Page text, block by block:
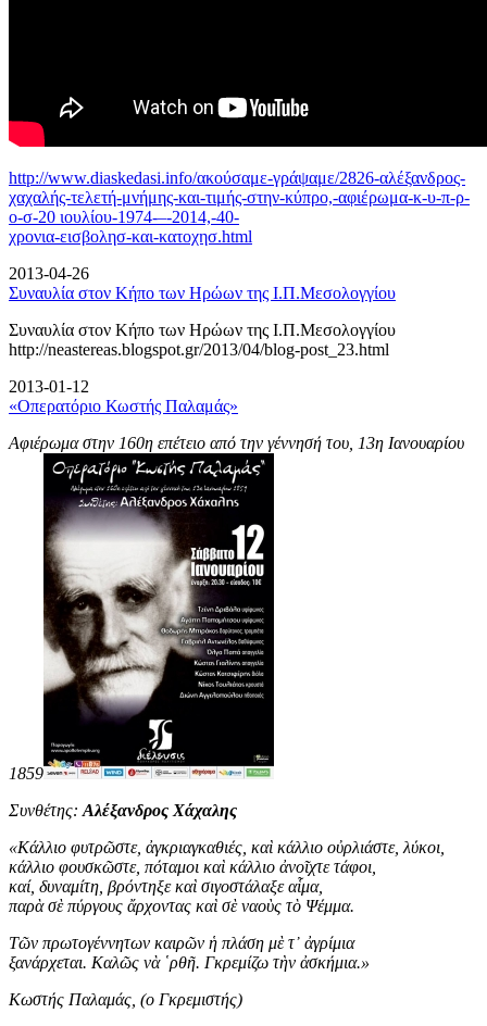
http://www.diaskedasi.info/ακούσαμε-γράψαμε/2826-αλέξανδρος-
χαχαλής-τελετή-μνήμης-και-τιμής-στην-κύπρο,-αφιέρωμα-κ-υ-π-ρ-
ο-σ-20 ιουλίου-1974-–-2014,-40-
χρονια-εισβολησ-και-κατοχησ.html
2013-04-26
Συναυλία στον Κήπο των Ηρώων της Ι.Π.Μεσολογγίου
Συναυλία στον Κήπο των Ηρώων της Ι.Π.Μεσολογγίου
http://neastereas.blogspot.gr/2013/04/blog-post_23.html
2013-01-12
«Οπερατόριο Κωστής Παλαμάς»
Αφιέρωμα στην 160η επέτειο από την γέννησή του, 13η Ιανουαρίου
1859
Συνθέτης: Αλέξανδρος Χάχαλης
«Κάλλιο φυτρῶστε, ἀγκριαγκαθιές, καὶ κάλλιο οὐρλιάστε, λύκοι,
κάλλιο φουσκῶστε, πόταμοι καὶ κάλλιο ἀνοῖχτε τάφοι,
καί, δυναμίτη, βρόντηξε καὶ σιγοστάλαξε αἷμα,
παρὰ σὲ πύργους ἄρχοντας καὶ σὲ ναοὺς τὸ Ψέμμα.
Τῶν πρωτογέννητων καιρῶν ἡ πλάση μὲ τ᾿ ἀγρίμια
ξανάρχεται. Καλῶς νὰ ῾ρθῆ. Γκρεμίζω τὴν ἀσκήμια.»
Κωστής Παλαμάς, (ο Γκρεμιστής)